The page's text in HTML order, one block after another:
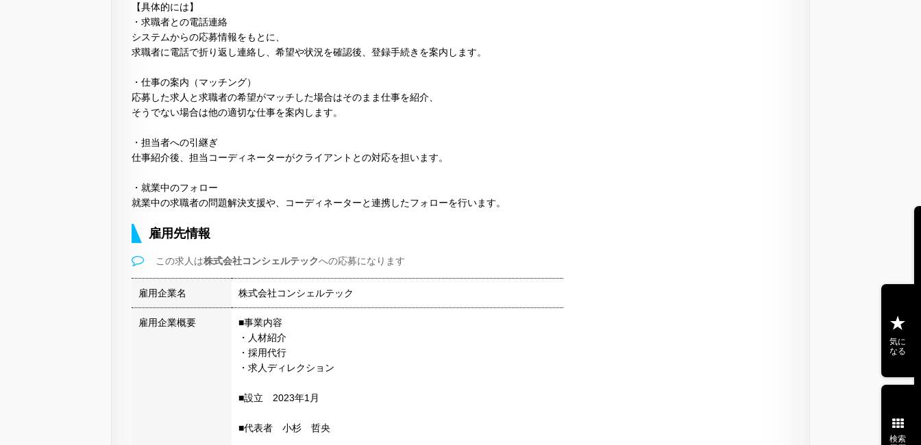
【具体的には】
・求職者との電話連絡
システムからの応募情報をもとに、
求職者に電話で折り返し連絡し、希望や状況を確認後、登録手続きを案内します。
・仕事の案内（マッチング）
応募した求人と求職者の希望がマッチした場合はそのまま仕事を紹介、
そうでない場合は他の適切な仕事を案内します。
・担当者への引継ぎ
仕事紹介後、担当コーディネーターがクライアントとの対応を担います。
・就業中のフォロー
就業中の求職者の問題解決支援や、コーディネーターと連携したフォローを行います。
雇用先情報
この求人は株式会社コンシェルテックへの応募になります
雇用企業名 株式会社コンシェルテック
雇用企業概要
■事業内容
・人材紹介
・採用代行
・求人ディレクション
■設立 2023年1月
■代表者 小杉 哲央
気に
なる
検索